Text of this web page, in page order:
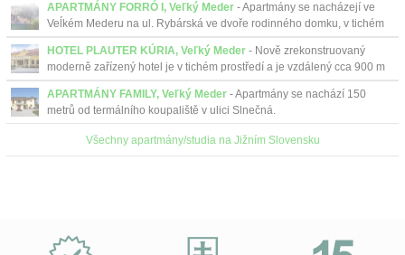
APARTMÁNY FORRÓ I, Veľký Meder - Apartmány se nacházejí ve
Veĺkém Mederu na ul. Rybárská ve dvoře rodinného domku, v tichém
prostředí.
HOTEL PLAUTER KÚRIA, Veľký Meder - Nově zrekonstruovaný
moderně zařízený hotel je v tichém prostředí a je vzdálený cca 900 m
od termálního koupaliště ve Veľkém Mederu....
APARTMÁNY FAMILY, Veľký Meder - Apartmány se nachází 150
metrů od termálního koupaliště v ulici Slnečná.
Všechny apartmány/studia na Jižním Slovensku